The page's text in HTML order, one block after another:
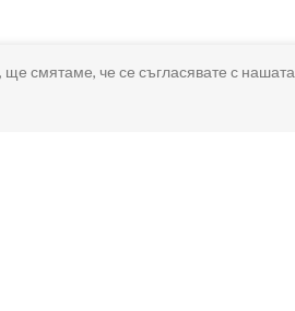
ще смятаме, че се съгласявате с нашата